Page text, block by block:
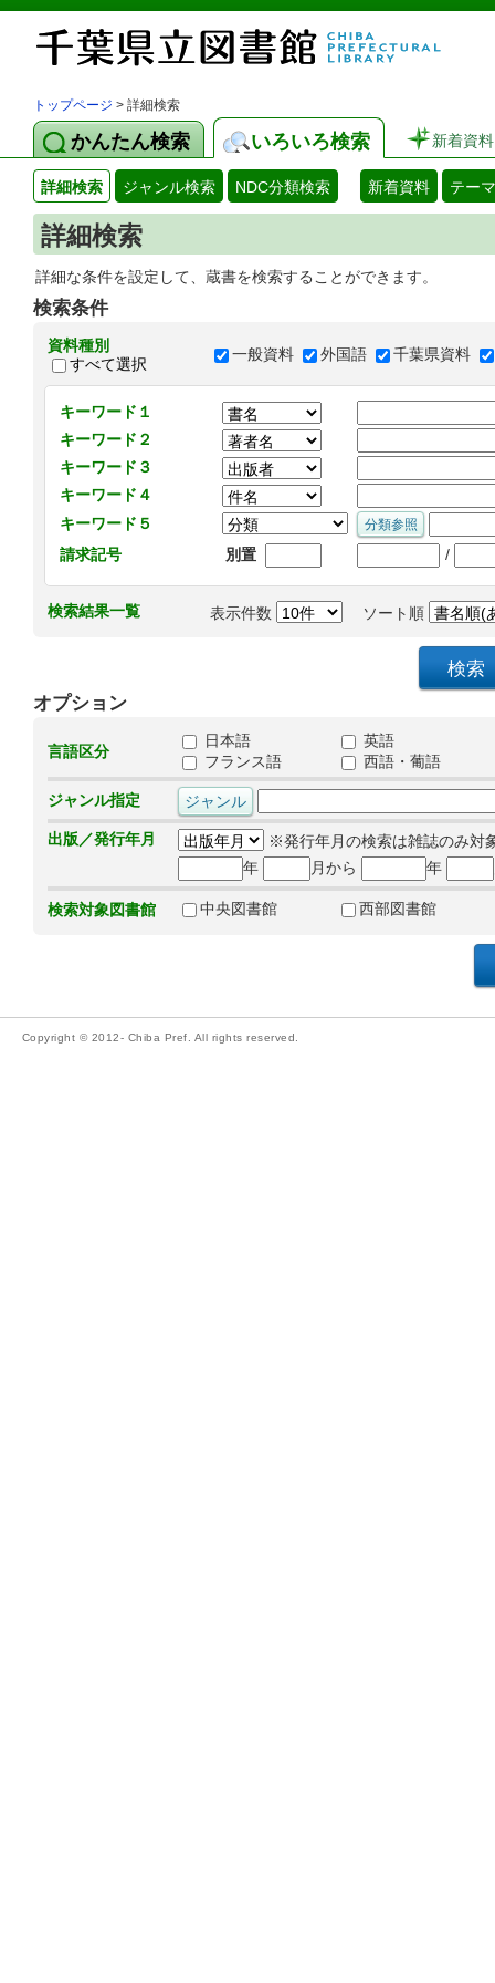
トップページ > 詳細検索
かんたん検索 いろいろ検索 新着資料
詳細検索 ジャンル検索 NDC分類検索 新着資料 テー
詳細検索
詳細な条件を設定して、蔵書を検索することができます。
検索条件
資料種別
すべて選択
一般資料 外国語 千葉県資料
キーワード１
キーワード２
キーワード３
キーワード４
キーワード５
請求記号
別置 /
検索結果一覧 表示件数 ソート順
オプション
言語区分
日本語
英語
フランス語
西語・葡語
ジャンル指定
出版／発行年月
※発行年月の検索は雑誌のみ対
年
月から 年
検索対象図書館 中央図書館 西部図書館
Copyright © 2012- Chiba Pref. All rights reserved.